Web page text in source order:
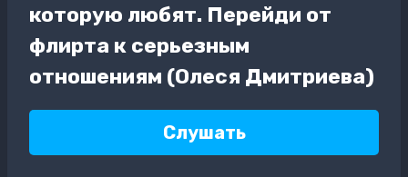
которую любят. Перейди от
флирта к серьезным
отношениям (Олеся Дмитриева)
Слушать